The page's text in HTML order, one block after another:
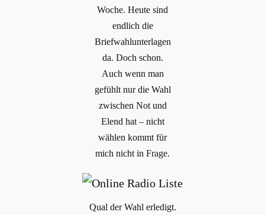
Woche. Heute sind
endlich die
Briefwahlunterlagen
da. Doch schon.
Auch wenn man
gefühlt nur die Wahl
zwischen Not und
Elend hat – nicht
wählen kommt für
mich nicht in Frage.
Qual der Wahl erledigt.